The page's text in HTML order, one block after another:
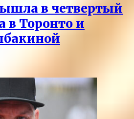
в четвертый
в Торонто и